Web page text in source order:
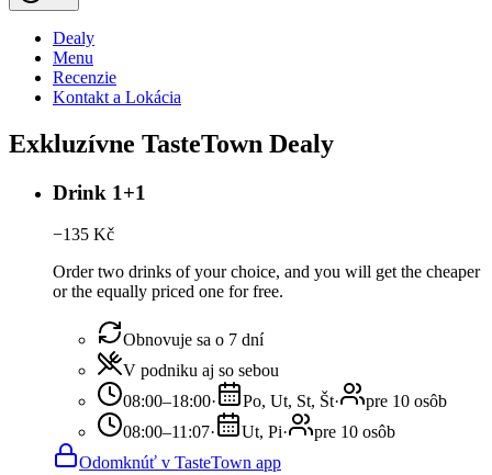
Dealy
Menu
Recenzie
Kontakt a Lokácia
Exkluzívne TasteTown Dealy
Drink 1+1
−135 Kč
Order two drinks of your choice, and you will get the cheaper
or the equally priced one for free.
Obnovuje sa o 7 dní
V podniku aj so sebou
08:00–18:00· Po, Ut, St, Št·
pre 10 osôb
08:00–11:07· Ut, Pi·
pre 10 osôb
Odomknúť v TasteTown app